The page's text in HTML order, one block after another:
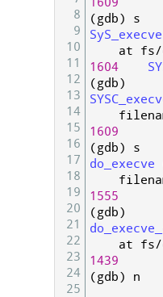
8
9
10
11
12
13
14
15
16
17
18
19
20
21
22
23
24
25
(gdb)
s
SyS_execve
at
fs/
1604
(gdb)
1609
(gdb)
s
do_execve
1555
(gdb)
at
fs/
1439
(gdb) n